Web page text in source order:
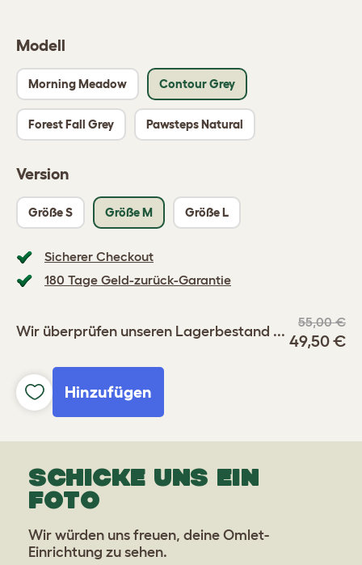
Modell
Morning Meadow Contour Grey
Forest Fall Grey Pawsteps Natural
Version
Größe S Größe M Größe L
Sicherer Checkout
180 Tage Geld-zurück-Garantie
Wir überprüfen unseren Lagerbestand ...
55,00 €
49,50 €
Hinzufügen
SCHICKE UNS EIN
FOTO
Wir würden uns freuen, deine Omlet-
Einrichtung zu sehen.